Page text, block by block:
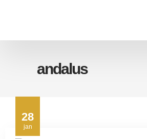
andalus
28
jan